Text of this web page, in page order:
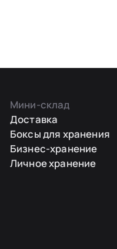
Мини-склад
Доставка
Боксы для хранения
Бизнес-хранение
Личное хранение